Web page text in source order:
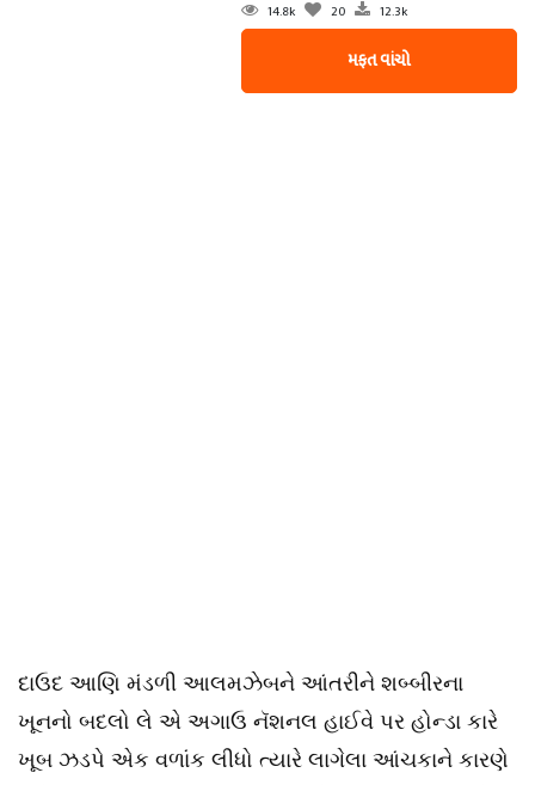
14.8k 20 12.3k
મફત વાંચો
દાઉદ આણિ મંડળી આલમઝેબને આંતરીને શબ્બીરના
ખૂનનો બદલો લે એ અગાઉ નૅશનલ હાઈવે પર હોન્ડા કારે
ખૂબ ઝડપે એક વળાંક લીધો ત્યારે લાગેલા આંચકાને કારણે